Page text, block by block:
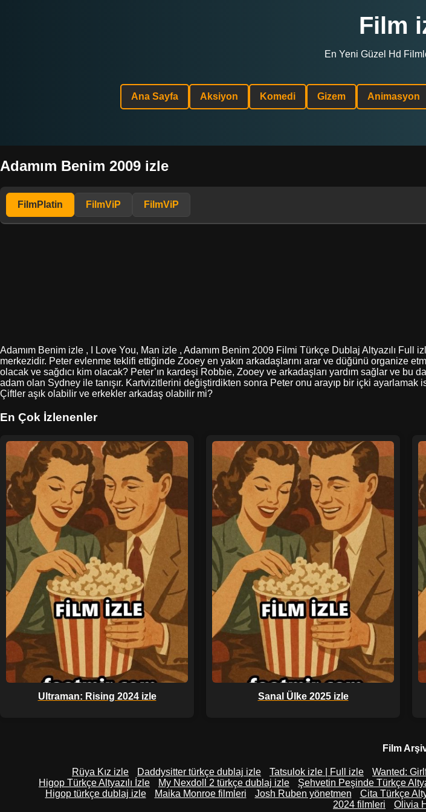
Film
En Yeni Güzel Hd
Ana Sayfa Aksiyon Komedi Gizem Animasyon
Adamım Benim 2009 izle
FilmPlatin FilmViP FilmViP
Adamım Benim izle , I Love You, Man izle , Adamım Benim 2009 Filmi Türkçe Dublaj Altyazılı Full
merkezidir. Peter evlenme teklifi ettiğinde Zooey en yakın arkadaşlarını arar ve düğünü organize
olacak ve sağdıcı kim olacak? Peter’ın kardeşi Robbie, Zooey ve arkadaşları yardım sağlar ve
adam olan Sydney ile tanışır. Kartvizitlerini değiştirdikten sonra Peter onu arayıp bir içki ayarlamak
Çiftler aşık olabilir ve erkekler arkadaş olabilir mi?
En Çok İzlenenler
Ultraman: Rising 2024 izle Sanal Ülke 2025 izle
Film
Rüya Kız izle Daddysitter türkçe dublaj izle Tatsulok izle | Full izle Wanted:
Higop Türkçe Altyazılı İzle
My Nexdoll 2 türkçe dublaj izle Şehvetin Peşinde Türkçe
Higop türkçe dublaj izle
Maika Monroe filmleri Josh Ruben yönetmen Cita Türkçe
2024 filmleri
Olivia